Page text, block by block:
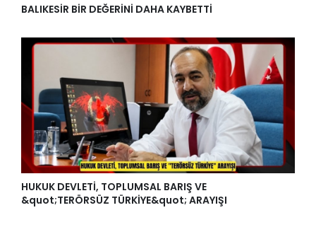
BALIKESİR BİR DEĞERİNİ DAHA KAYBETTİ
HUKUK DEVLETİ, TOPLUMSAL BARIŞ VE
&quot;TERÖRSÜZ TÜRKİYE&quot; ARAYIŞI